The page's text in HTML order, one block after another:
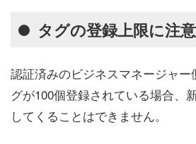
タグの登録上限に注意
認証済みのビジネスマネージャー
グが100個登録されている場合、
してくることはできません。